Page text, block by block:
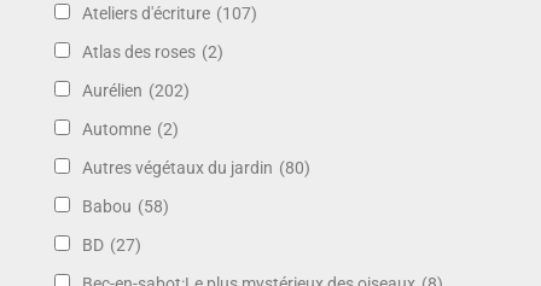
Ateliers d'écriture (107)
Atlas des roses (2)
Aurélien (202)
Automne (2)
Autres végétaux du jardin (80)
Babou (58)
BD (27)